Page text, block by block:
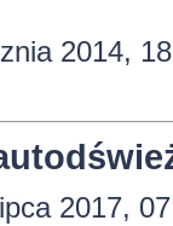
2014,
2017,